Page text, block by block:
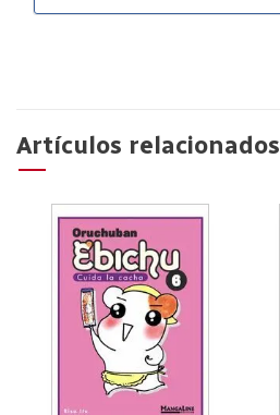
Artículos relacionados